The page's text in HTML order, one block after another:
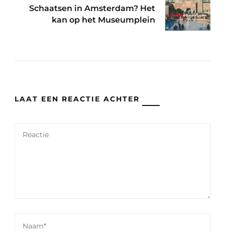
Schaatsen in Amsterdam? Het
kan op het Museumplein
LAAT EEN REACTIE ACHTER